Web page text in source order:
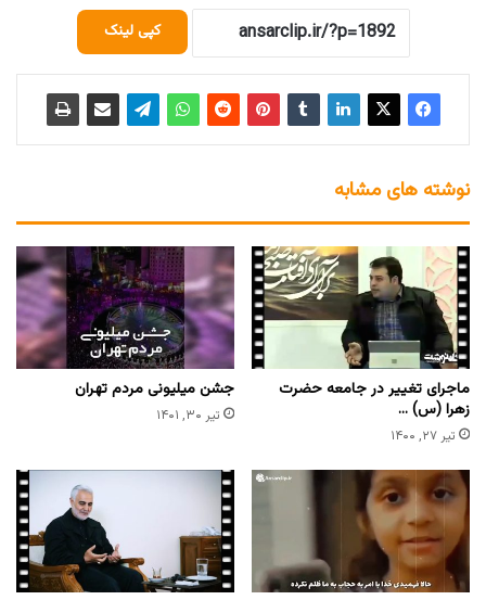
کپی لینک
نوشته های مشابه
ماجرای تغییر در جامعه حضرت
زهرا (س) …
تیر ۲۷, ۱۴۰۰
جشن میلیونی مردم تهران
تیر ۳۰, ۱۴۰۱